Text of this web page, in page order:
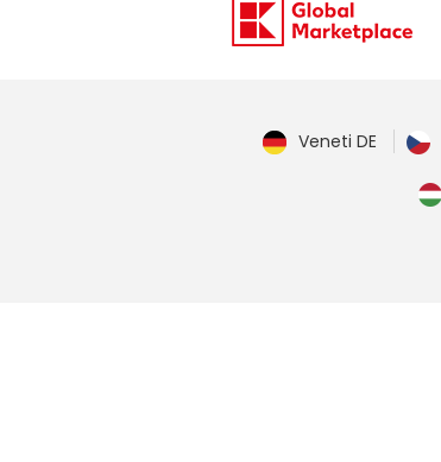
Veneti DE